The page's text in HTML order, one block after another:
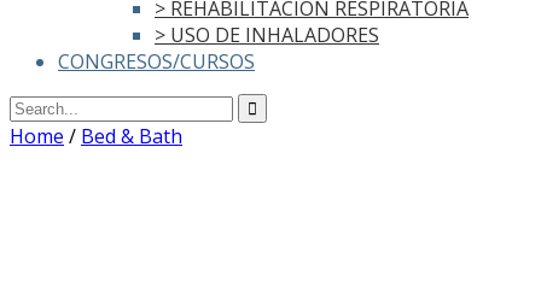
> REHABILITACIÓN RESPIRATORIA
> USO DE INHALADORES
CONGRESOS/CURSOS
Home / Bed & Bath